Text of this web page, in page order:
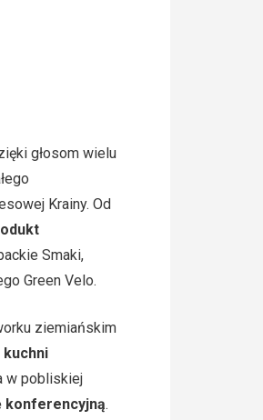
głosom wielu
Krainy. Od
Smaki,
Green Velo.
ziemiańskim
w pobliskiej
konferencyjną.